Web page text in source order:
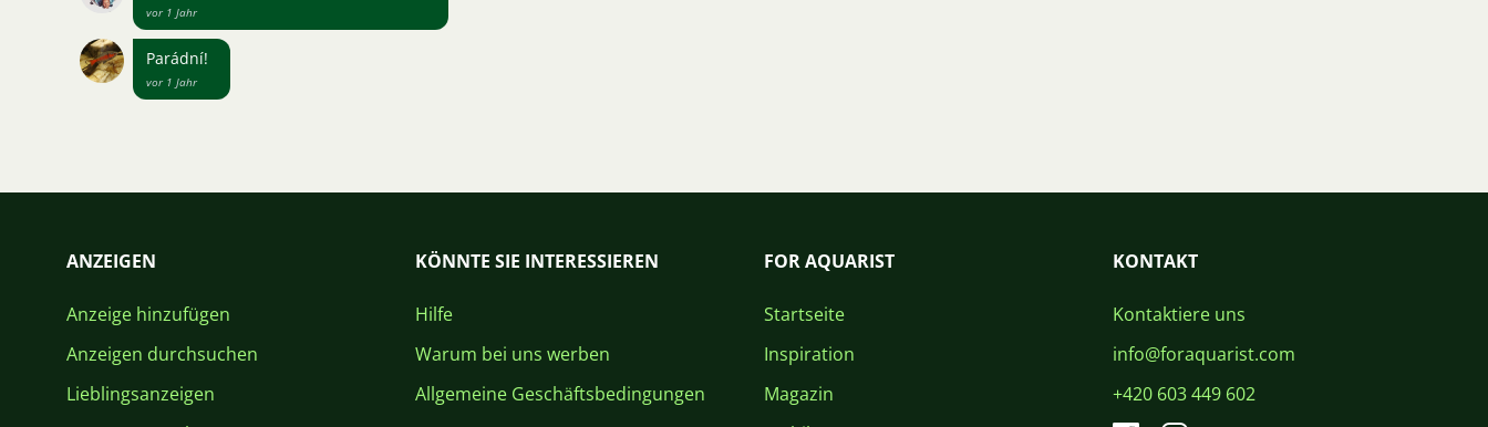
vor 1 Jahr
Parádní!
vor 1 Jahr
ANZEIGEN
Anzeige hinzufügen
Anzeigen durchsuchen
Lieblingsanzeigen
KÖNNTE SIE INTERESSIEREN
Hilfe
Warum bei uns werben
Allgemeine Geschäftsbedingungen
FOR AQUARIST
Startseite
Inspiration
Magazin
KONTAKT
Kontaktiere uns
info@foraquarist.com
+420 603 449 602